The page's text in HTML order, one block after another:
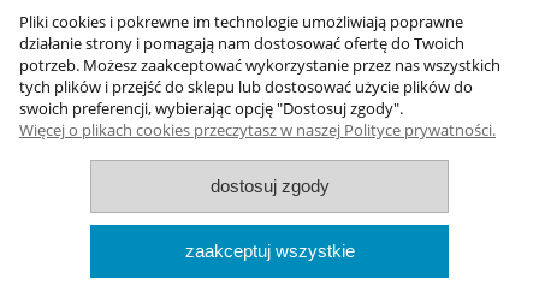
Pliki cookies i pokrewne im technologie umożliwiają poprawne
działanie strony i pomagają nam dostosować ofertę do Twoich
potrzeb. Możesz zaakceptować wykorzystanie przez nas wszystkich
tych plików i przejść do sklepu lub dostosować użycie plików do
swoich preferencji, wybierając opcję "Dostosuj zgody".
Więcej o plikach cookies przeczytasz w naszej Polityce prywatności.
dostosuj zgody
zaakceptuj wszystkie